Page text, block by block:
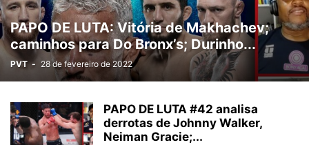
PAPO DE LUTA: Vitória de Makhachev;
caminhos para Do Bronx’s; Durinho...
PVT - 28 de fevereiro de 2022
PAPO DE LUTA #42 analisa
derrotas de Johnny Walker,
Neiman Gracie;...